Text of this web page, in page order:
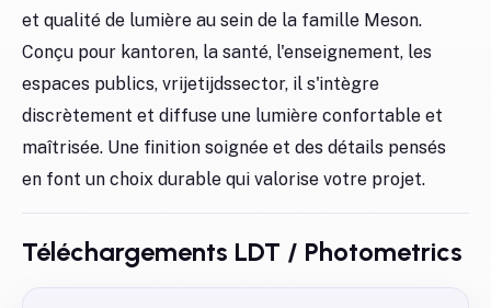
et qualité de lumière au sein de la famille Meson.
Conçu pour kantoren, la santé, l'enseignement, les
espaces publics, vrijetijdssector, il s'intègre
discrètement et diffuse une lumière confortable et
maîtrisée. Une finition soignée et des détails pensés
en font un choix durable qui valorise votre projet.
Téléchargements LDT / Photometrics